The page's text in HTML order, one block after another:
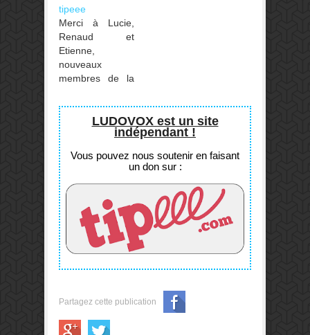
sur KS. La boite
de base arrive
en VF le 3
novembre chez
Super Meeple
(on en causait
Nile artifacts ! On
devrait pas
s'ennuyer !
tipeee
Merci à Lucie,
Renaud et
Etienne,
nouveaux
membres de la
Tipeee Ludovox !
LUDOVOX est un site
indépendant !
Vous pouvez nous soutenir en faisant
un don sur :
Partagez cette publication